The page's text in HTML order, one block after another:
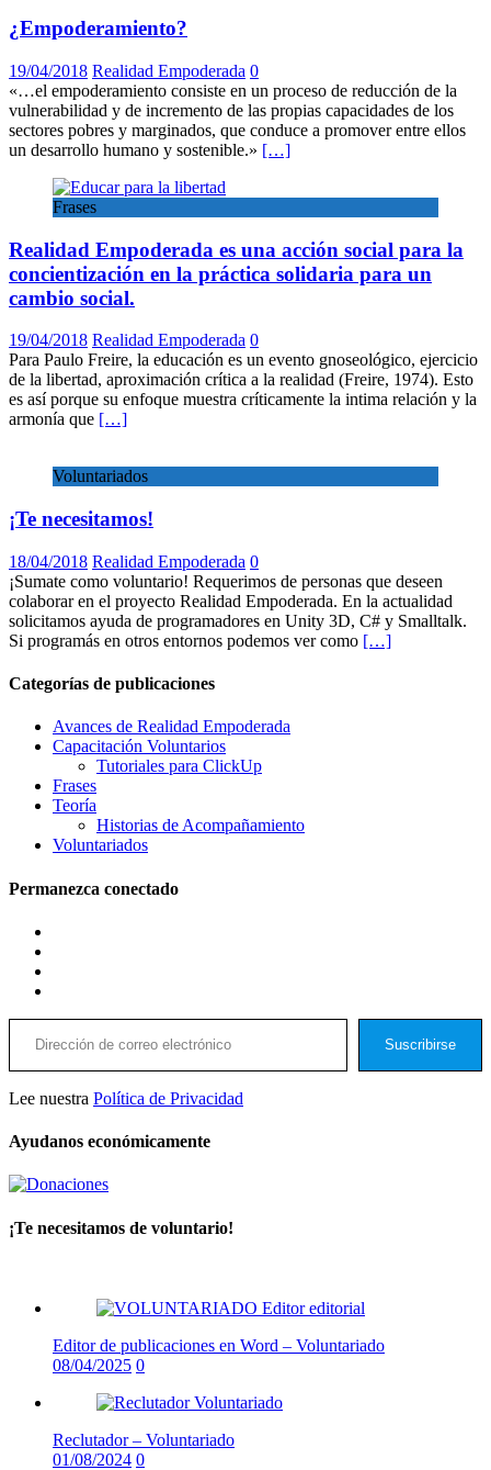
¿Empoderamiento?
19/04/2018 Realidad Empoderada 0
«…el empoderamiento consiste en un proceso de reducción de la
vulnerabilidad y de incremento de las propias capacidades de los
sectores pobres y marginados, que conduce a promover entre ellos
un desarrollo humano y sostenible.» […]
Frases
Realidad Empoderada es una acción social para la
concientización en la práctica solidaria para un
cambio social.
19/04/2018 Realidad Empoderada 0
Para Paulo Freire, la educación es un evento gnoseológico, ejercicio
de la libertad, aproximación crítica a la realidad (Freire, 1974). Esto
es así porque su enfoque muestra críticamente la intima relación y la
armonía que […]
Voluntariados
¡Te necesitamos!
18/04/2018 Realidad Empoderada 0
¡Sumate como voluntario! Requerimos de personas que deseen
colaborar en el proyecto Realidad Empoderada. En la actualidad
solicitamos ayuda de programadores en Unity 3D, C# y Smalltalk.
Si programás en otros entornos podemos ver como […]
Categorías de publicaciones
Avances de Realidad Empoderada
Capacitación Voluntarios
Tutoriales para ClickUp
Frases
Teoría
Historias de Acompañamiento
Voluntariados
Permanezca conectado
Dirección de correo electrónico
Suscribirse
Lee nuestra Política de Privacidad
Ayudanos económicamente
¡Te necesitamos de voluntario!
Editor de publicaciones en Word – Voluntariado
08/04/2025 0
Reclutador – Voluntariado
01/08/2024 0